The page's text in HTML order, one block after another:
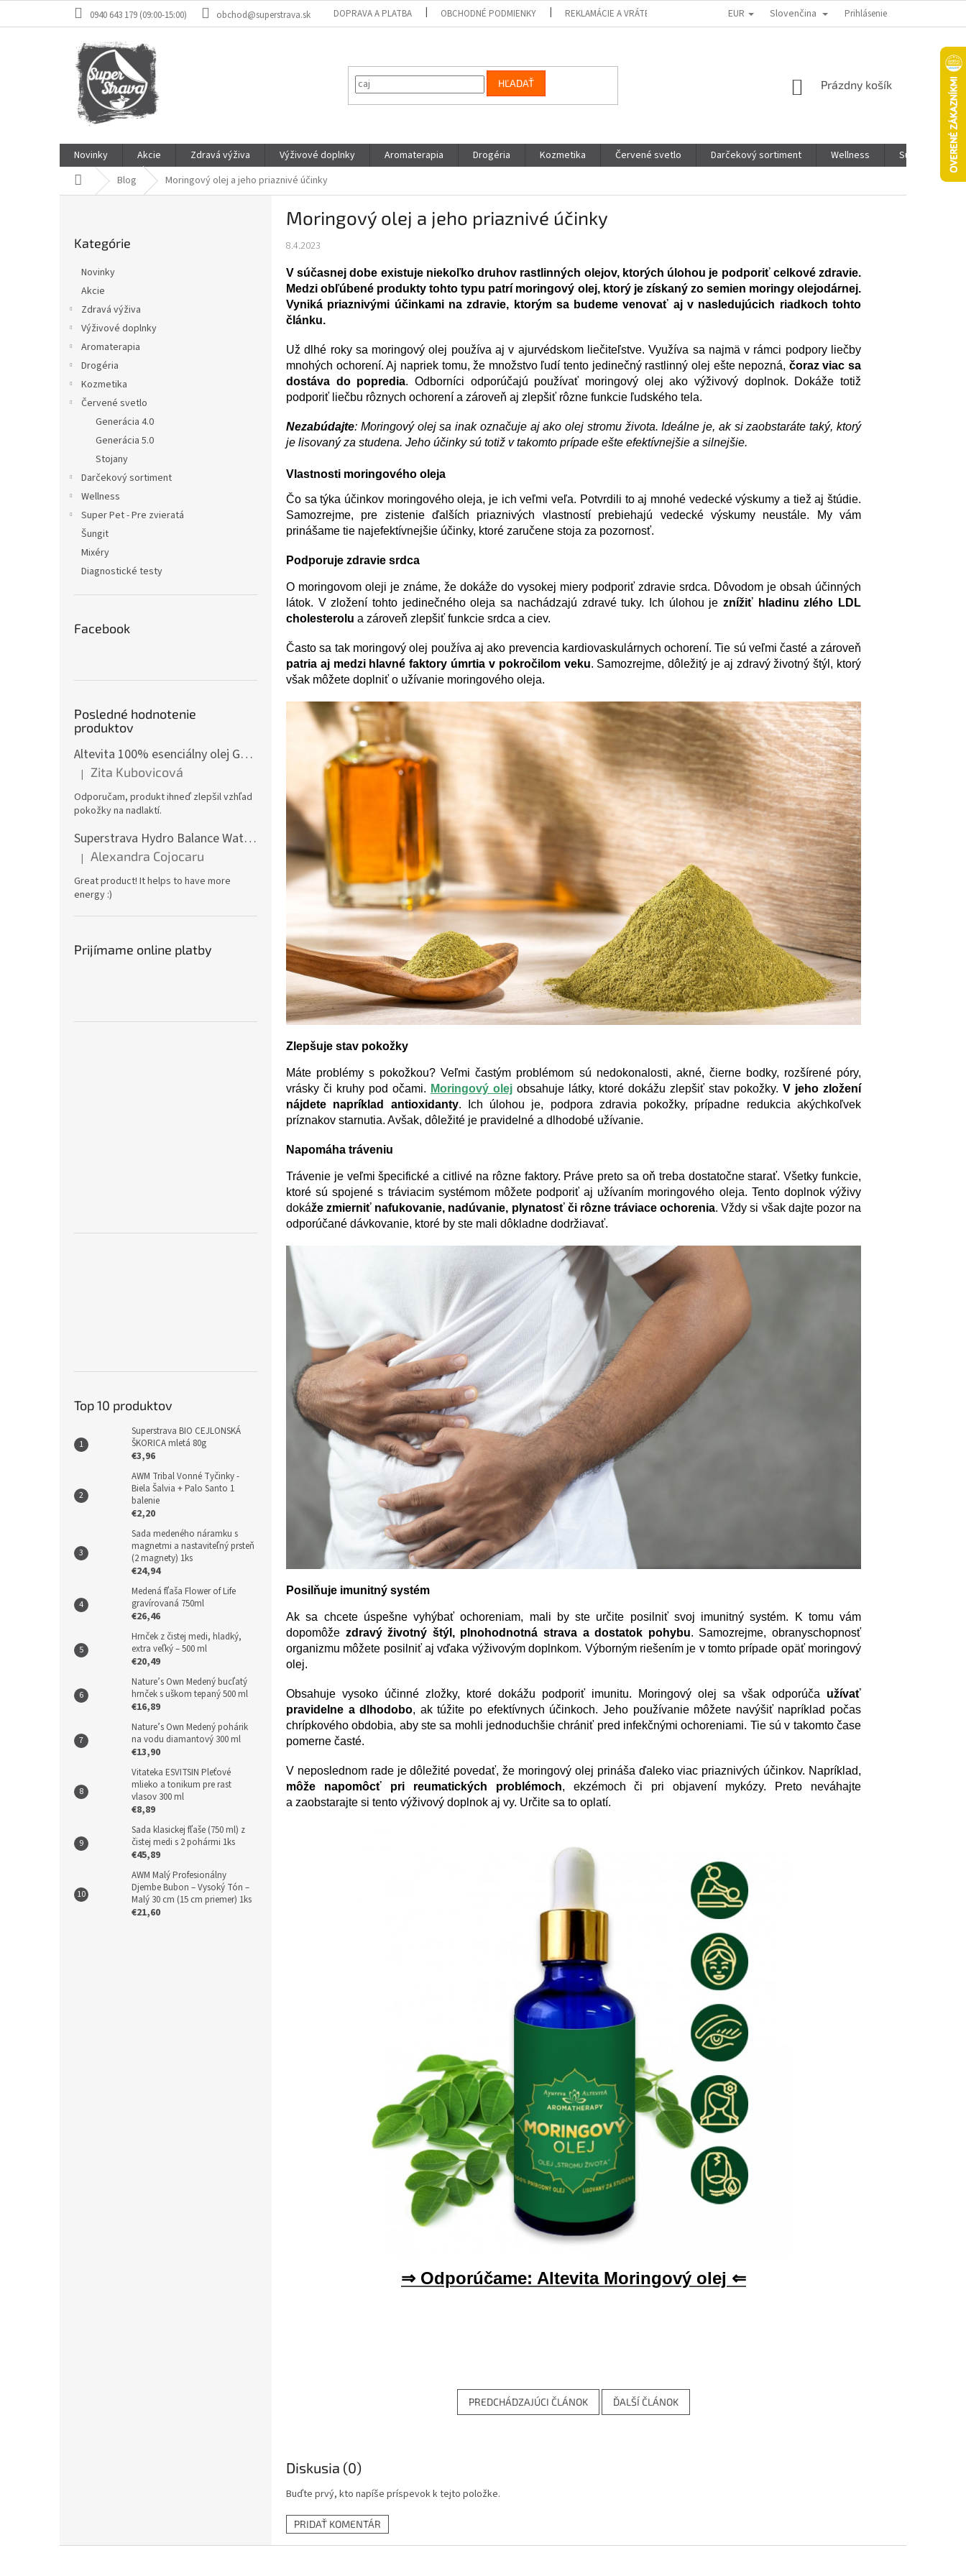
0940 643 179 (09:00-15:00) obchod@superstrava.sk DOPRAVA A PLATBA OBCHODNÉ PODMIENKY REKLAMÁCIE A VRÁTENIE TOVARU KTO SME PONUKA PRE INFLUENCEROV
EUR Slovenčina Prihlásenie
HĽADAŤ
NÁKUPNÝ
Prázdny košík
Novinky Akcie Zdravá výživa Výživové doplnky Aromaterapia Drogéria Kozmetika Červené svetlo Darčekový sortiment Wellness
Super Pet -
DomovBlog Moringový olej a jeho priaznivé účinky
kategórie
Kategórie
Novinky
Akcie
Zdravá výživa
Výživové doplnky
Aromaterapia
Drogéria
Kozmetika
Červené svetlo
Generácia 4.0
Generácia 5.0
Stojany
Darčekový sortiment
Wellness
Super Pet - Pre zvieratá
Šungit
Mixéry
Diagnostické testy
Facebook
Posledné hodnotenie
produktov
Altevita 100% esenciálny olej GÁFOR – Olej pozitívnej energie 10ml
Hodnotenie produktu je 5 z 5 hviezdičiek.
| Zita Kubovicová
Odporučam, produkt ihneď zlepšil vzhľad
pokožky na nadlaktí.
Superstrava Hydro Balance Watermelon electrolytes Box 30 x 4,7g
Hodnotenie produktu je 5 z 5 hviezdičiek.
| Alexandra Cojocaru
Great product! It helps to have more
energy :)
Prijímame online platby
Top 10 produktov
Superstrava BIO CEJLONSKÁ
ŠKORICA mletá 80g
€3,96
AWM Tribal Vonné Tyčinky -
Biela Šalvia + Palo Santo 1
balenie
€2,20
Sada medeného náramku s
magnetmi a nastaviteľný prsteň
(2 magnety) 1ks
€24,94
Medená fľaša Flower of Life
gravírovaná 750ml
€26,46
Hrnček z čistej medi, hladký,
extra veľký – 500 ml
€20,49
Nature’s Own Medený bucľatý
hrnček s uškom tepaný 500 ml
€16,89
Nature’s Own Medený pohárik
na vodu diamantový 300 ml
€13,90
Vitateka ESVITSIN Pleťové
mlieko a tonikum pre rast
vlasov 300 ml
€8,89
Sada klasickej fľaše (750 ml) z
čistej medi s 2 pohármi 1ks
€45,89
AWM Malý Profesionálny
Djembe Bubon – Vysoký Tón –
Malý 30 cm (15 cm priemer) 1ks
€21,60
Moringový olej a jeho priaznivé účinky
8.4.2023
V súčasnej dobe existuje niekoľko druhov rastlinných olejov, ktorých úlohou je podporiť celkové zdravie.
Medzi obľúbené produkty tohto typu patrí moringový olej, ktorý je získaný zo semien moringy olejodárnej.
Vyniká priaznivými účinkami na zdravie, ktorým sa budeme venovať aj v nasledujúcich riadkoch tohto
článku.
Už dlhé roky sa moringový olej používa aj v ajurvédskom liečiteľstve. Využíva sa najmä v rámci podpory liečby
mnohých ochorení. Aj napriek tomu, že množstvo ľudí tento jedinečný rastlinný olej ešte nepozná, čoraz viac sa
dostáva do popredia. Odborníci odporúčajú používať moringový olej ako výživový doplnok. Dokáže totiž
podporiť liečbu rôznych ochorení a zároveň aj zlepšiť rôzne funkcie ľudského tela.
Nezabúdajte: Moringový olej sa inak označuje aj ako olej stromu života. Ideálne je, ak si zaobstaráte taký, ktorý
je lisovaný za studena. Jeho účinky sú totiž v takomto prípade ešte efektívnejšie a silnejšie.
Vlastnosti moringového oleja
Čo sa týka účinkov moringového oleja, je ich veľmi veľa. Potvrdili to aj mnohé vedecké výskumy a tiež aj štúdie.
Samozrejme, pre zistenie ďalších priaznivých vlastností prebiehajú vedecké výskumy neustále. My vám
prinášame tie najefektívnejšie účinky, ktoré zaručene stoja za pozornosť.
Podporuje zdravie srdca
O moringovom oleji je známe, že dokáže do vysokej miery podporiť zdravie srdca. Dôvodom je obsah účinných
látok. V zložení tohto jedinečného oleja sa nachádzajú zdravé tuky. Ich úlohou je znížiť hladinu zlého LDL
cholesterolu a zároveň zlepšiť funkcie srdca a ciev.
Často sa tak moringový olej používa aj ako prevencia kardiovaskulárnych ochorení. Tie sú veľmi časté a zároveň
patria aj medzi hlavné faktory úmrtia v pokročilom veku. Samozrejme, dôležitý je aj zdravý životný štýl, ktorý
však môžete doplniť o užívanie moringového oleja.
Zlepšuje stav pokožky
Máte problémy s pokožkou? Veľmi častým problémom sú nedokonalosti, akné, čierne bodky, rozšírené póry,
vrásky či kruhy pod očami. Moringový olej obsahuje látky, ktoré dokážu zlepšiť stav pokožky. V jeho zložení
nájdete napríklad antioxidanty. Ich úlohou je, podpora zdravia pokožky, prípadne redukcia akýchkoľvek
príznakov starnutia. Avšak, dôležité je pravidelné a dlhodobé užívanie.
Napomáha tráveniu
Trávenie je veľmi špecifické a citlivé na rôzne faktory. Práve preto sa oň treba dostatočne starať. Všetky funkcie,
ktoré sú spojené s tráviacim systémom môžete podporiť aj užívaním moringového oleja. Tento doplnok výživy
dokáže zmierniť nafukovanie, nadúvanie, plynatosť či rôzne tráviace ochorenia. Vždy si však dajte pozor na
odporúčané dávkovanie, ktoré by ste mali dôkladne dodržiavať.
Posilňuje imunitný systém
Ak sa chcete úspešne vyhýbať ochoreniam, mali by ste určite posilniť svoj imunitný systém. K tomu vám
dopomôže zdravý životný štýl, plnohodnotná strava a dostatok pohybu. Samozrejme, obranyschopnosť
organizmu môžete posilniť aj vďaka výživovým doplnkom. Výborným riešením je v tomto prípade opäť moringový
olej.
Obsahuje vysoko účinné zložky, ktoré dokážu podporiť imunitu. Moringový olej sa však odporúča užívať
pravidelne a dlhodobo, ak túžite po efektívnych účinkoch. Jeho používanie môžete navýšiť napríklad počas
chrípkového obdobia, aby ste sa mohli jednoduchšie chrániť pred infekčnými ochoreniami. Tie sú v takomto čase
pomerne časté.
V neposlednom rade je dôležité povedať, že moringový olej prináša ďaleko viac priaznivých účinkov. Napríklad,
môže napomôcť pri reumatických problémoch, ekzémoch či pri objavení mykózy. Preto neváhajte
a zaobstarajte si tento výživový doplnok aj vy. Určite sa to oplatí.
⇒ Odporúčame: Altevita Moringový olej ⇐
PREDCHÁDZAJÚCI ČLÁNOK ĎALŠÍ ČLÁNOK
Diskusia (0)
Buďte prvý, kto napíše príspevok k tejto položke.
PRIDAŤ KOMENTÁR